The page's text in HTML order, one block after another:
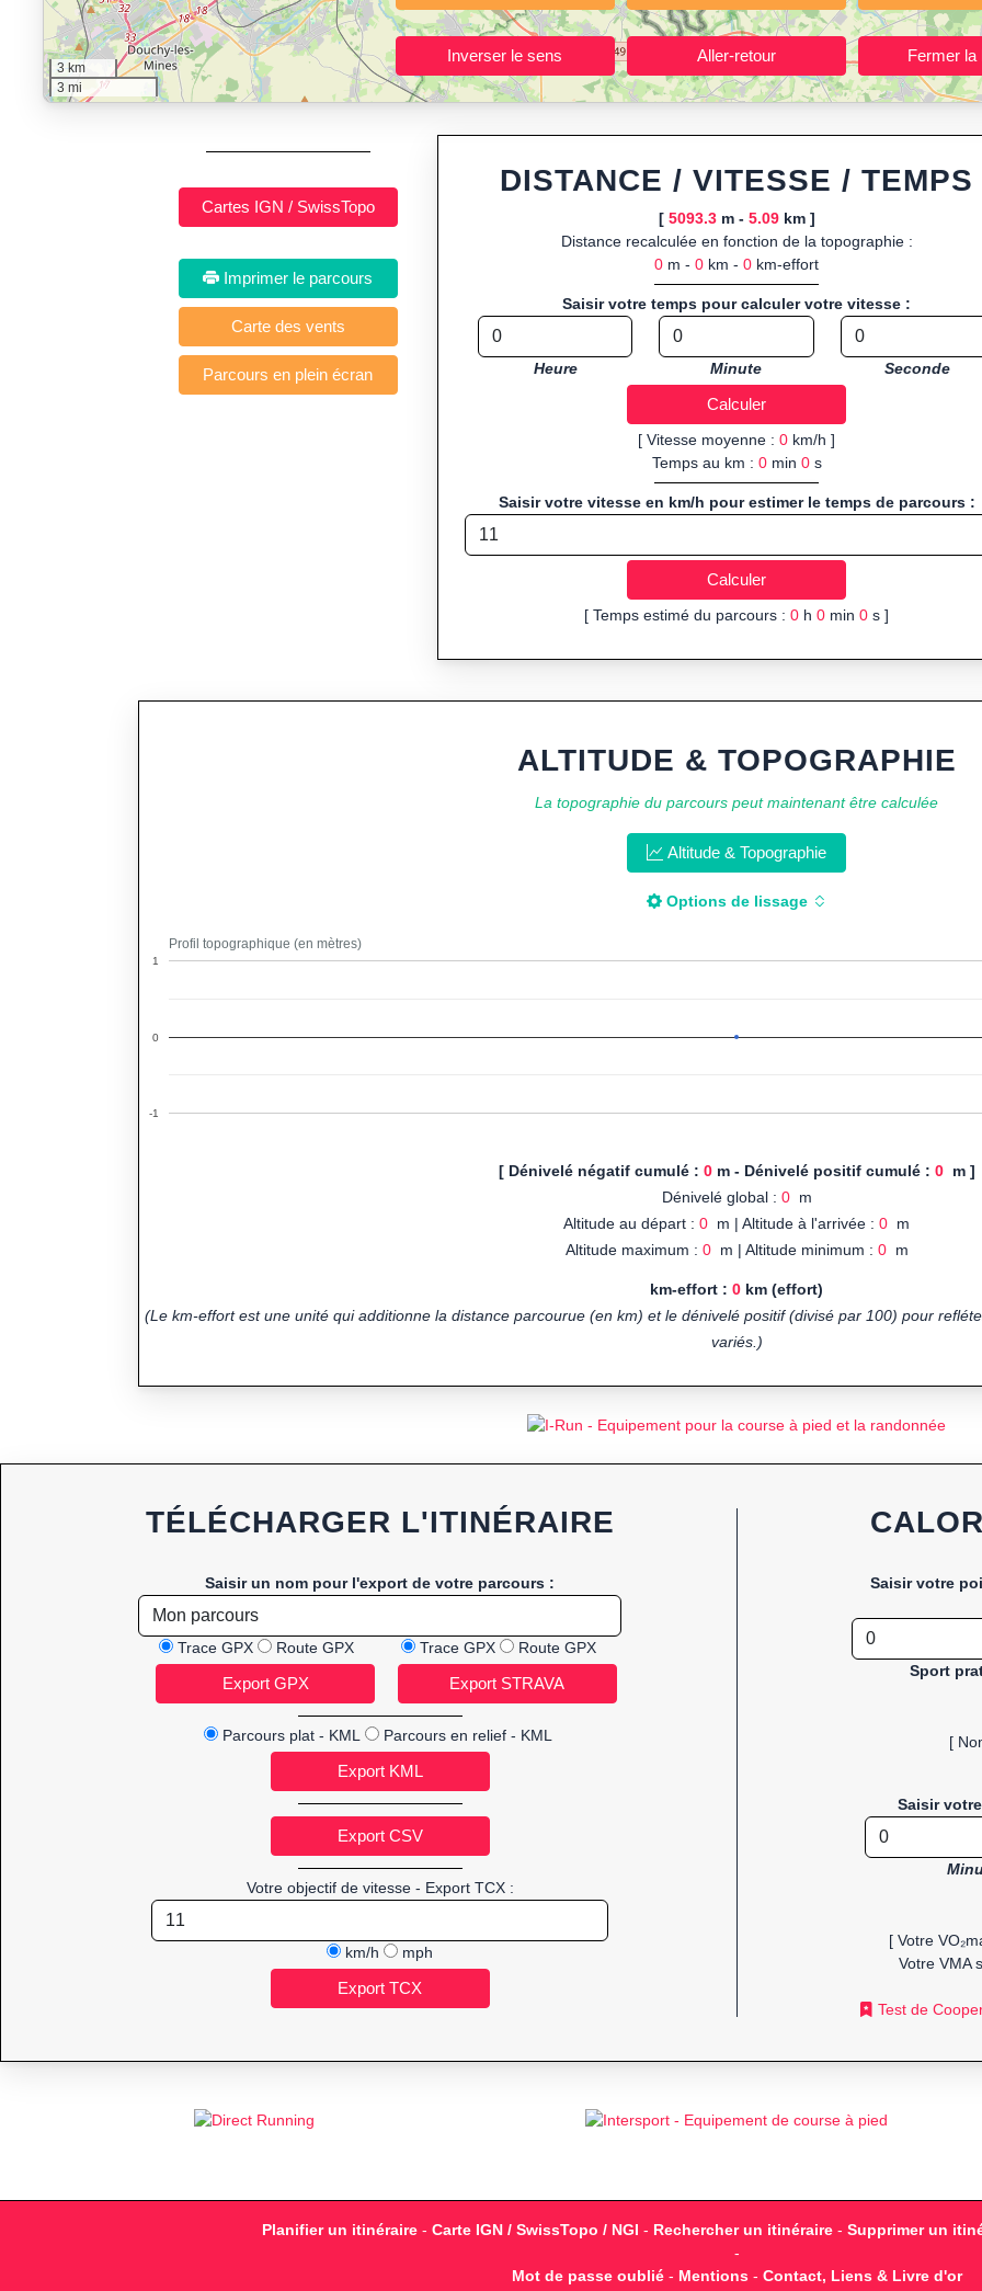
Public cible :strong> sportifs de loisir et compétiteurs préparant entraînements et parcours, organisateurs d’événements
trajets à l’avance.
Sports et activités disponibles : Footing (jogging), course à pied, cyclisme (vélo), VTT,
3 km
3 mi
Imprimer le parcours
DISTANCE / VITESSE / TEMPS
[ 5093.3m - 5.09km ]
Distance recalculée en fonction de la topographie :
0 m - 0 km - 0 km-effort
Saisir votre temps pour calculer votre vitesse :
Heure Minute Seconde
[ Vitesse moyenne : 0 km/h ]
Temps au km : 0min 0s
Saisir votre vitesse en km/h pour estimer le temps de parcours :
[ Temps estimé du parcours : 0 h 0 min 0 s ]
ALTITUDE & TOPOGRAPHIE
La topographie du parcours peut maintenant être calculée
Altitude & Topographie
Options de lissage
Profil topographique (en mètres)
-1
0
1
[ Dénivelé négatif cumulé : 0m - Dénivelé positif cumulé : 0m ]
Dénivelé global : 0m
Altitude au départ : 0 m | Altitude à l'arrivée : 0 m
Altitude maximum : 0m | Altitude minimum : 0m
km-effort : 0 km (effort)
(Le km-effort est une unité qui additionne la distance parcourue (en km) et le dénivelé positif (divisé par 100) pour
variés.)
TÉLÉCHARGER L'ITINÉRAIRE
Saisir un nom pour l'export de votre parcours :
Trace GPX Route GPX Trace GPX Route GPX
Parcours plat - KML Parcours en relief - KML
Votre objectif de vitesse - Export TCX :
km/h mph
Saisir votre
Sport
[
Saisir
[ Votre
Votre VMA
Test de
Planifier un itinéraire - Carte IGN / SwissTopo / NGI - Rechercher un itinéraire - Supprimer un
-
Mot de passe oublié- Mentions- Contact, Liens & Livre d'or